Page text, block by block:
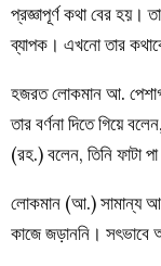
প্রজ্ঞাপূর্ণ কথা বের হয়।
ব্যাপক। এখনো তার
হজরত লোকমান আ.
তার বর্ণনা দিতে গিয়ে
(রহ.) বলেন, তিনি ফাটা
লোকমান (আ.) সামান্য
কাজে জড়াননি। সৎভাবে